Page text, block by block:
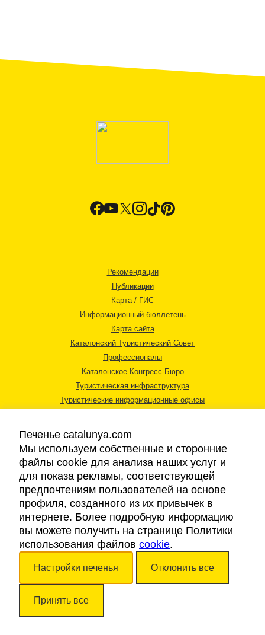
Рекомендации
Публикации
Карта / ГИС
Информационный бюллетень
Карта сайта
Каталонский Туристический Совет
Профессионалы
Каталонское Конгресс-Бюро
Туристическая инфраструктура
Туристические информационные офисы
Правовая информация
Cookies
Доступность
Авторские права © 2026. Каталонский Туристический Совет. Все права
Печенье catalunya.com
Мы используем собственные и сторонние
файлы cookie для анализа наших услуг и
для показа рекламы, соответствующей
предпочтениям пользователей на основе
профиля, созданного из их привычек в
интернете. Более подробную информацию
вы можете получить на странице Политики
использования файлов cookie.
Настройки печенья Отклонить все
Принять все